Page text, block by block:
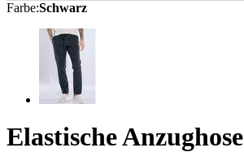
Farbe:Schwarz
Elastische Anzughose